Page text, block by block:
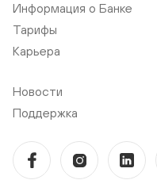
Информация о Банке
Тарифы
Карьера
Новости
Поддержка